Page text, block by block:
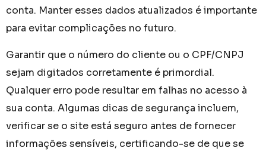
conta. Manter esses dados atualizados é importante
para evitar complicações no futuro.
Garantir que o número do cliente ou o CPF/CNPJ
sejam digitados corretamente é primordial.
Qualquer erro pode resultar em falhas no acesso à
sua conta. Algumas dicas de segurança incluem,
verificar se o site está seguro antes de fornecer
informações sensíveis, certificando-se de que se